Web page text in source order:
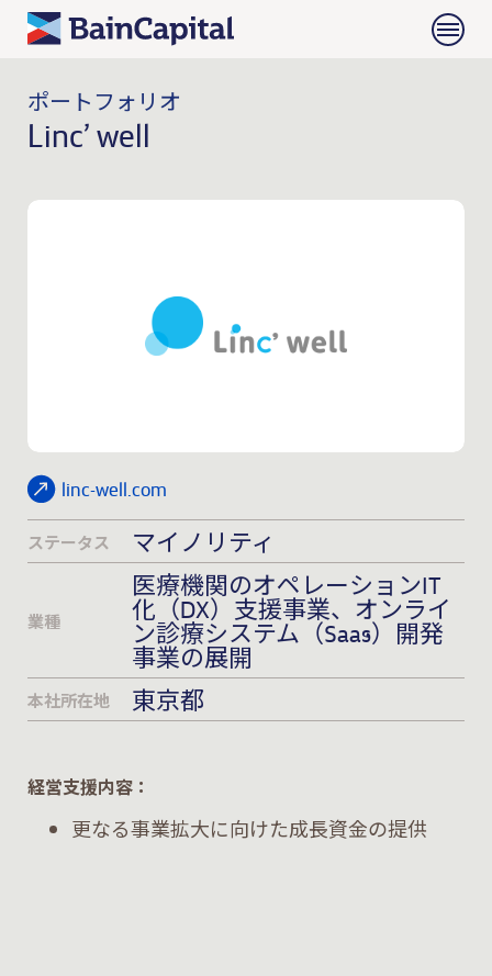
ポートフォリオ
Linc’ well
linc-well.com
ステータス マイノリティ
業種
医療機関のオペレーションIT
化（DX）支援事業、オンライ
ン診療システム（Saas）開発
事業の展開
本社所在地 東京都
経営支援内容：
更なる事業拡大に向けた成長資金の提供